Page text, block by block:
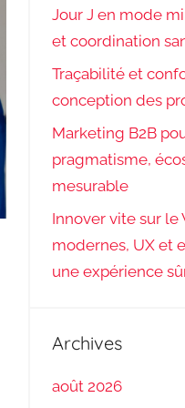
Jour J en mode
et coordination
Traçabilité et
conception des
Marketing B2B
pragmatisme,
mesurable
Innover vite sur le
modernes, UX et
une expérience
Archives
août 2026